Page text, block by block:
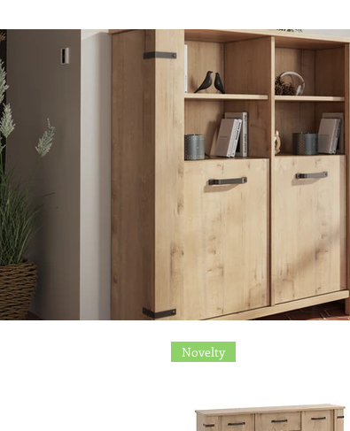
Novelty